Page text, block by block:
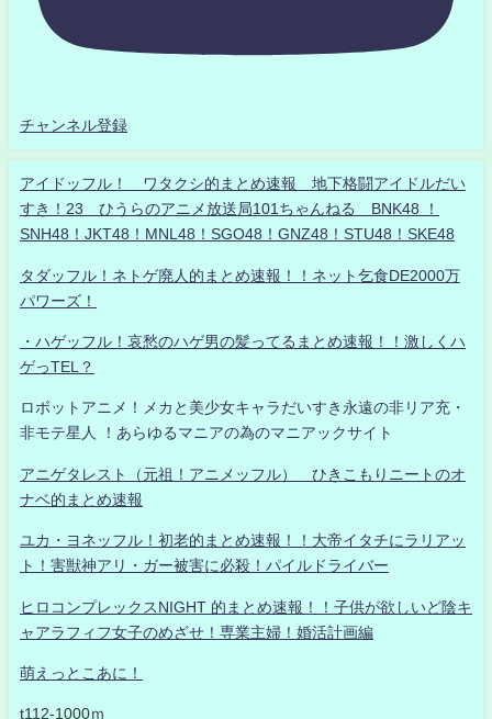
チャンネル登録
アイドッフル！ ワタクシ的まとめ速報 地下格闘アイドルだい
すき！23 ひうらのアニメ放送局101ちゃんねる BNK48 ！
SNH48！JKT48！MNL48！SGO48！GNZ48！STU48！SKE48
タダッフル！ネトゲ廃人的まとめ速報！！ネット乞食DE2000万
パワーズ！
・ハゲッフル！哀愁のハゲ男の髪ってるまとめ速報！！激しくハ
ゲっTEL？
ロボットアニメ！メカと美少女キャラだいすき永遠の非リア充・
非モテ星人 ！あらゆるマニアの為のマニアックサイト
アニゲタレスト（元祖！アニメッフル） ひきこもりニートのオ
ナベ的まとめ速報
ユカ・ヨネッフル！初老的まとめ速報！！大帝イタチにラリアッ
ト！害獣神アリ・ガー被害に必殺！パイルドライバー
ヒロコンプレックスNIGHT 的まとめ速報！！子供が欲しいど陰キ
ャアラフィフ女子のめざせ！専業主婦！婚活計画編
萌えっとこあに！
t112-1000ｍ